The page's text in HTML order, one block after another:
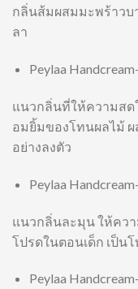
กลิ่นส้มผสมมะพร้าวบ
ลา
Peylaa
แนวกลิ่นที่ให้ความสด
อมยิ้มของโทนผลไม้
อย่างลงตัว
Peylaa
แนวกลิ่นละมุน ให้คว
โปรดในตอนเด็ก เป็น
Peylaa